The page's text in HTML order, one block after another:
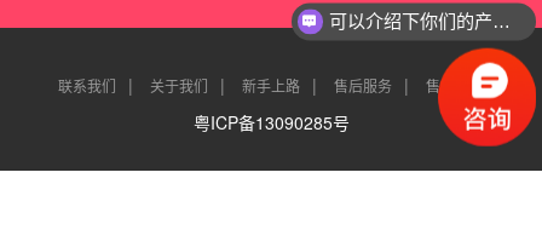
联系我们 | 关于我们 | 新手上路 | 售后服务 | 售后保障
粤ICP备13090285号
可以介绍下你们的产品么？